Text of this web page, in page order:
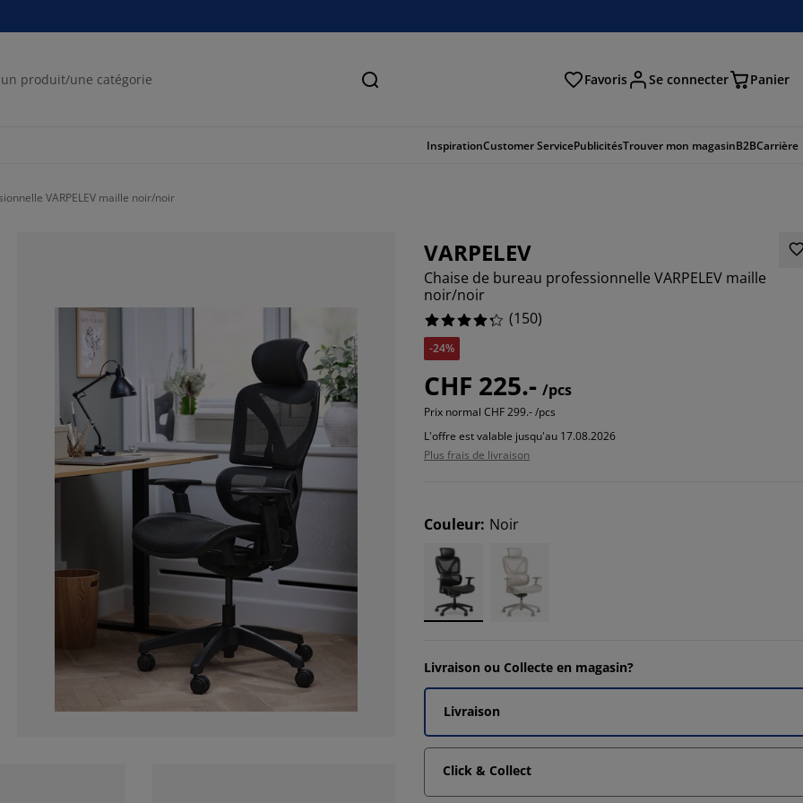
Chercher Favoris Se connecter Panier
InspirationCustomer ServicePublicitésTrouver mon magasinB2BCarrière
VARPELEV maille noir/noir
VARPELEV
Chaise de bureau professionnelle VARPELEV maille
noir/noir
(150)
-24%
CHF 225.- /pcs
Prix normal CHF 299.- /pcs
L'offre est valable jusqu'au 17.08.2026
Plus frais de livraison
Couleur: Noir
Livraison ou Collecte en magasin?
Livraison
Click & Collect
70%
14.000000000000002%
3.3333333333333335%
4.666666666666667%
8%